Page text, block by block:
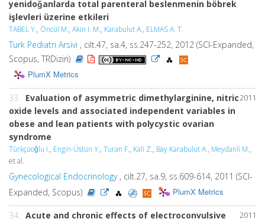
yenidoǧanlarda total parenteral beslenmenin böbrek
işlevleri üzerine etkileri
TABEL Y., Öncül M., Akin I. M., Karabulut A., ELMAS A. T.
Turk Pediatri Arsivi , cilt.47, sa.4, ss.247-252, 2012 (SCI-Expanded,
Scopus, TRDizin)
PlumX Metrics
2011
33. Evaluation of asymmetric dimethylarginine, nitric
oxide levels and associated independent variables in
obese and lean patients with polycystic ovarian
syndrome
Türkçüoǧlu I., Engin-Üstün Y., Turan F., Kali Z., Bay Karabulut A., Meydanli M.,
et al.
Gynecological Endocrinology, cilt.27, sa.9, ss.609-614, 2011 (SCI-
Expanded, Scopus)
PlumX Metrics
2011
34. Acute and chronic effects of electroconvulsive